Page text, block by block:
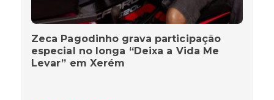
Zeca Pagodinho grava participação
especial no longa “Deixa a Vida Me
Levar” em Xerém